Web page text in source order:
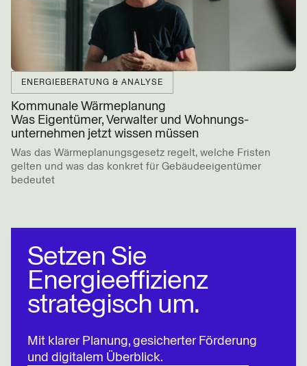
Kommunale Wärmeplanung
Was Eigentümer, Verwalter und Wohnungs­
unternehmen jetzt wissen müssen
Was das Wärmeplanungsgesetz regelt, welche Fristen
gelten und was das konkret für Gebäudeeigentümer
bedeutet
ENERGIEBERATUNG & ANALYSE
Setzen Sie
Energieeffizienz
strategisch um.
Mit klarer Planung, gesicherter Förderung
und digitalem Überblick.